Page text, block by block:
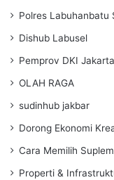
Polres Labuhanbatu
Dishub Labusel
Pemprov DKI Jakarta
OLAH RAGA
sudinhub jakbar
Dorong Ekonomi
Cara Memilih
Properti &